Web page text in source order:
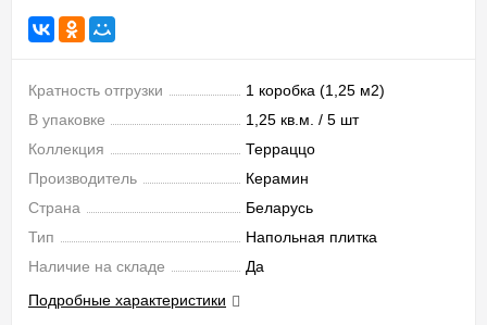
Кратность отгрузки
1 коробка (1,25 м2)
В упаковке
1,25 кв.м. / 5 шт
Коллекция
Терраццо
Производитель
Керамин
Страна
Беларусь
Тип
Напольная плитка
Наличие на складе
Да
Подробные характеристики